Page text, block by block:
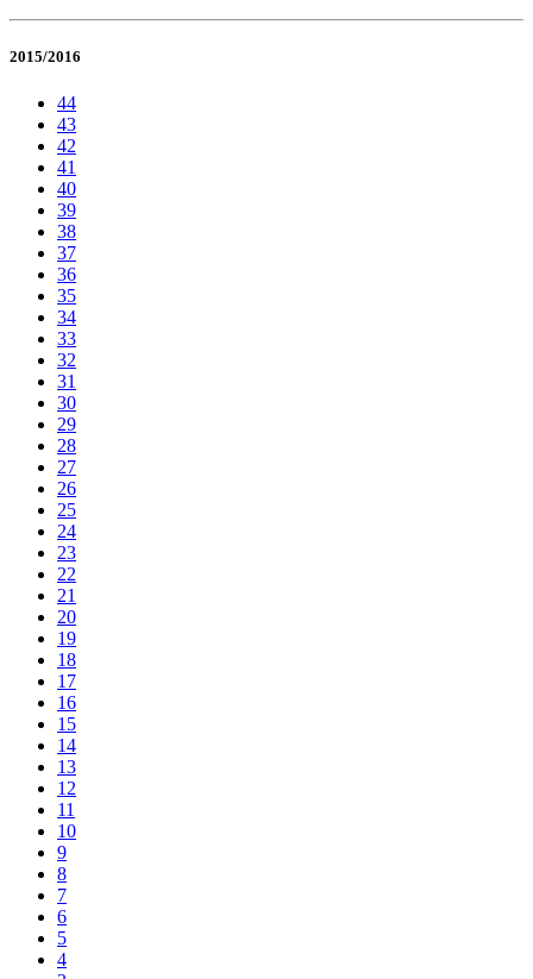
2015/2016
44
43
42
41
40
39
38
37
36
35
34
33
32
31
30
29
28
27
26
25
24
23
22
21
20
19
18
17
16
15
14
13
12
11
10
9
8
7
6
5
4